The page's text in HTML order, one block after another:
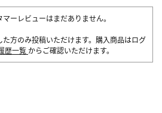
ーレビューはまだありません。
方のみ投稿いただけます。購入商品はログ
歴一覧 からご確認いただけます。